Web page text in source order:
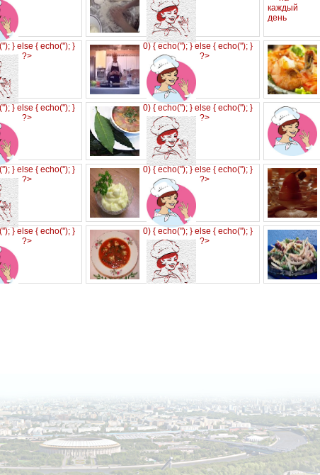
'); } else { echo(''); }
?>
0) { echo(''); } else { echo(''); }
?>
'); } else { echo(''); }
?>
0) { echo(''); } else { echo(''); }
?>
'); } else { echo(''); }
?>
0) { echo(''); } else { echo(''); }
?>
'); } else { echo(''); }
?>
0) { echo(''); } else { echo(''); }
?>